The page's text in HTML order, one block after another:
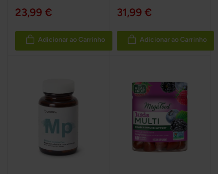
23,99 €
Adicionar ao Carrinho
31,99 €
Adicionar ao Carrinho